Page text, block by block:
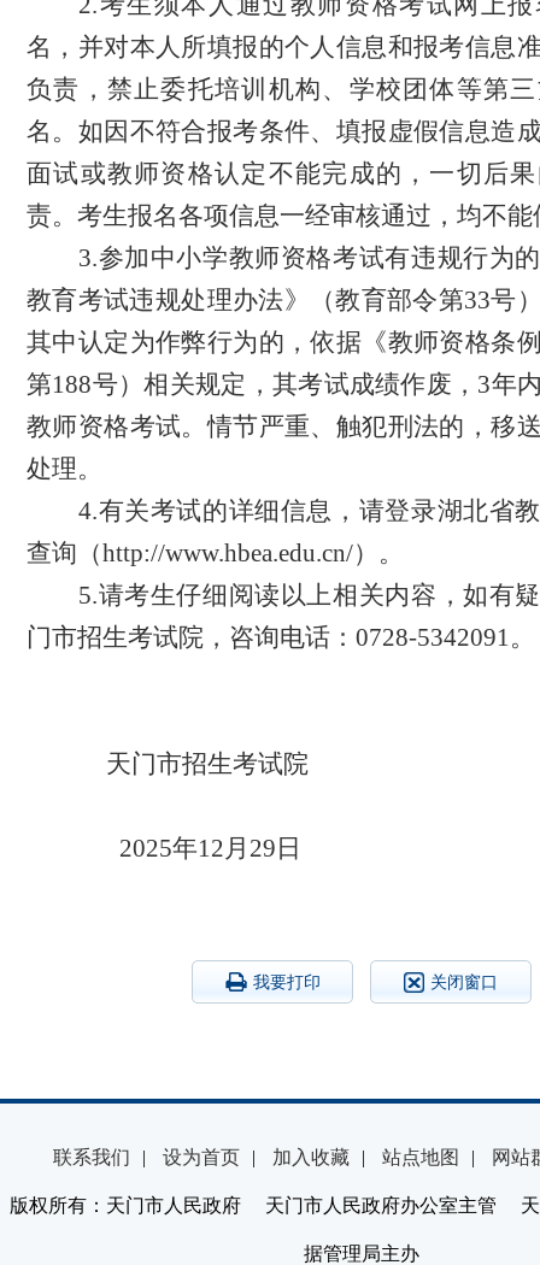
名，并对本人所填报的个人信息和报考信息
负责，禁止委托培训机构、学校团体等第
名。如因不符合报考条件、填报虚假信息造
面试或教师资格认定不能完成的，一切后
责。考生报名各项信息一经审核通过，均不能
3.参加中小学教师资格考试有违规行为
教育考试违规处理办法》（教育部令第33号
其中认定为作弊行为的，依据《教师资格条
第188号）相关规定，其考试成绩作废，3年
教师资格考试。情节严重、触犯刑法的，移
处理。
4.有关考试的详细信息，请登录湖北省
查询（http://www.hbea.edu.cn/）。
5.请考生仔细阅读以上相关内容，如有
门市招生考试院，咨询电话：0728-5342091。
天门市招生考试院
2025年12月29 日
我要打印 关闭窗口
联系我们 | 设为首页 | 加入收藏 | 站点地图 | 网站
版权所有：天门市人民政府 天门市人民政府办公室主管 天
据管理局主办